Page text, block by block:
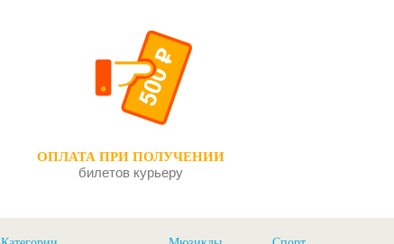
ОПЛАТА ПРИ ПОЛУЧЕНИИ
билетов курьеру